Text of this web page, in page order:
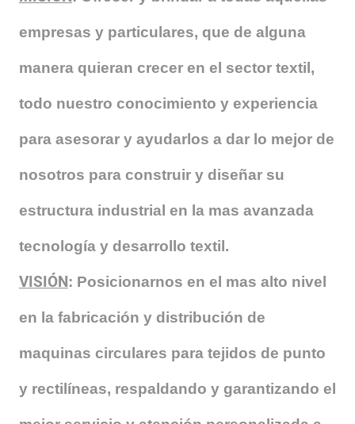
empresas y particulares, que de alguna
manera quieran crecer en el sector textil,
todo nuestro conocimiento y experiencia
para asesorar y ayudarlos a dar lo mejor de
nosotros para construir y diseñar su
estructura industrial en la mas avanzada
tecnología y desarrollo textil.
VISIÓN: Posicionarnos en el mas alto nivel
en la fabricación y distribución de
maquinas circulares para tejidos de punto
y rectilíneas, respaldando y garantizando el